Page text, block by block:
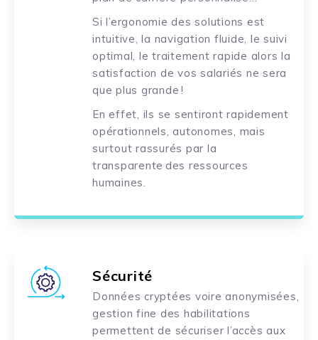
Si l’ergonomie des solutions est
intuitive, la navigation fluide, le suivi
optimal, le traitement rapide alors la
satisfaction de vos salariés ne sera
que plus grande !
En effet, ils se sentiront rapidement
opérationnels, autonomes, mais
surtout rassurés par la
transparente des ressources
humaines.
Sécurité
Données cryptées voire anonymisées,
gestion fine des habilitations
permettent de sécuriser l’accès aux